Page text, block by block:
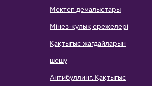
Мектеп демалыстары
Мінез-құлық ережелері
Қақтығыс жағдайларын
шешу
Антибуллинг. Қақтығыс